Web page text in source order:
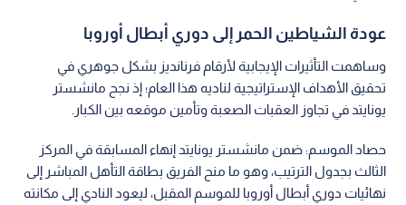
عودة الشياطين الحمر إلى دوري أبطال أوروبا
وساهمت التأثيرات الإيجابية لأرقام فرنانديز بشكل جوهري في
تحقيق الأهداف الإستراتيجية لناديه هذا العام؛ إذ نجح مانشستر
يونايتد في تجاوز العقبات الصعبة وتأمين موقعه بين الكبار.
حصاد الموسم: ضمن مانشستر يونايتد إنهاء المسابقة في المركز
الثالث بجدول الترتيب، وهو ما منح الفريق بطاقة التأهل المباشر إلى
نهائيات دوري أبطال أوروبا للموسم المقبل، ليعود النادي إلى مكانته